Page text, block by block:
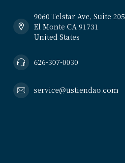
9060 Telstar Ave, Suite 205
El Monte CA 91731
United States
626-307-0030
service@ustiendao.com